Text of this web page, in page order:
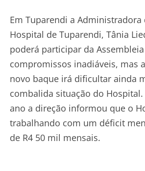
Em Tuparendi a Administradora
Hospital de Tuparendi, Tânia
poderá participar da
compromissos inadiáveis, mas
novo baque irá dificultar ainda
combalida situação do
ano a direção informou que o
trabalhando com um déficit
de R4 50 mil mensais.